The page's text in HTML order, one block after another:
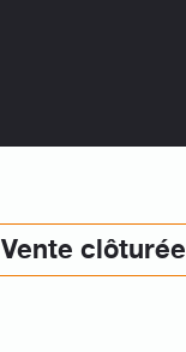
Vente clôturée